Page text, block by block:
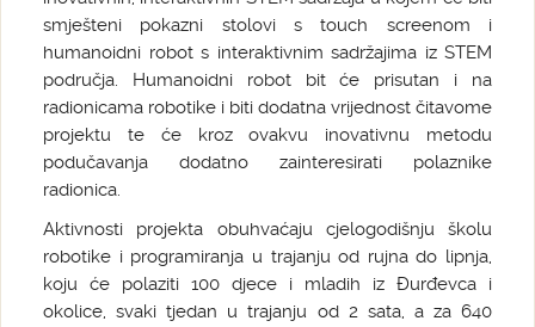
smješteni pokazni stolovi s touch screenom i
humanoidni robot s interaktivnim sadržajima iz STEM
područja. Humanoidni robot bit će prisutan i na
radionicama robotike i biti dodatna vrijednost čitavome
projektu te će kroz ovakvu inovativnu metodu
podučavanja dodatno zainteresirati polaznike
radionica.
Aktivnosti projekta obuhvaćaju cjelogodišnju školu
robotike i programiranja u trajanju od rujna do lipnja,
koju će polaziti 100 djece i mladih iz Đurđevca i
okolice, svaki tjedan u trajanju od 2 sata, a za 640